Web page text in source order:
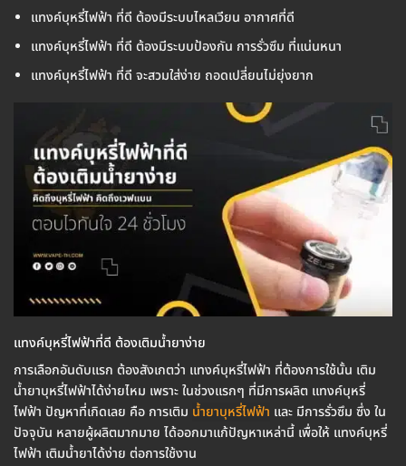
แทงค์บุหรี่ไฟฟ้า ที่ดี ต้องมีระบบไหลเวียน อากาศที่ดี
แทงค์บุหรี่ไฟฟ้า ที่ดี ต้องมีระบบป้องกัน การรั่วซึม ที่แน่นหนา
แทงค์บุหรี่ไฟฟ้า ที่ดี จะสวมใส่ง่าย ถอดเปลี่ยนไม่ยุ่งยาก
แทงค์บุหรี่ไฟฟ้าที่ดี ต้องเติมน้ำยาง่าย
การเลือกอันดับแรก ต้องสังเกตว่า แทงค์บุหรี่ไฟฟ้า ที่ต้องการใช้นั้น เติม
น้ำยาบุหรี่ไฟฟ้าได้ง่ายไหม เพราะ ในช่วงแรกๆ ที่มีการผลิต แทงค์บุหรี่
ไฟฟ้า ปัญหาที่เกิดเลย คือ การเติม น้ำยาบุหรี่ไฟฟ้า และ มีการรั่วซึม ซึ่ง ใน
ปัจจุบัน หลายผู้ผลิตมากมาย ได้ออกมาแก้ปัญหาเหล่านี้ เพื่อให้ แทงค์บุหรี่
ไฟฟ้า เติมน้ำยาได้ง่าย ต่อการใช้งาน